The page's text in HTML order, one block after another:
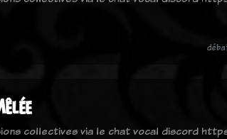
collectives via le chat vocal discord